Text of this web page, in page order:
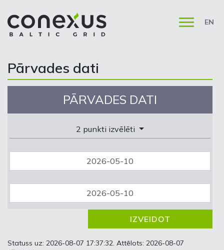
EN
Pārvades dati
PĀRVADES DATI
2 punkti izvēlēti
Statuss uz: 2026-08-07 17:37:32. Attēlots: 2026-08-07